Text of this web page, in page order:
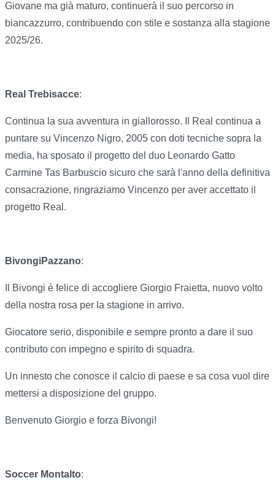
Giovane ma già maturo, continuerà il suo percorso in
biancazzurro, contribuendo con stile e sostanza alla stagione
2025/26.
Real Trebisacce:
Continua la sua avventura in giallorosso. Il Real continua a
puntare su Vincenzo Nigro, 2005 con doti tecniche sopra la
media, ha sposato il progetto del duo Leonardo Gatto
Carmine Tas Barbuscio sicuro che sarà l'anno della definitiva
consacrazione, ringraziamo Vincenzo per aver accettato il
progetto Real.
BivongiPazzano:
Il Bivongi è felice di accogliere Giorgio Fraietta, nuovo volto
della nostra rosa per la stagione in arrivo.
Giocatore serio, disponibile e sempre pronto a dare il suo
contributo con impegno e spirito di squadra.
Un innesto che conosce il calcio di paese e sa cosa vuol dire
mettersi a disposizione del gruppo.
Benvenuto Giorgio e forza Bivongi!
Soccer Montalto: